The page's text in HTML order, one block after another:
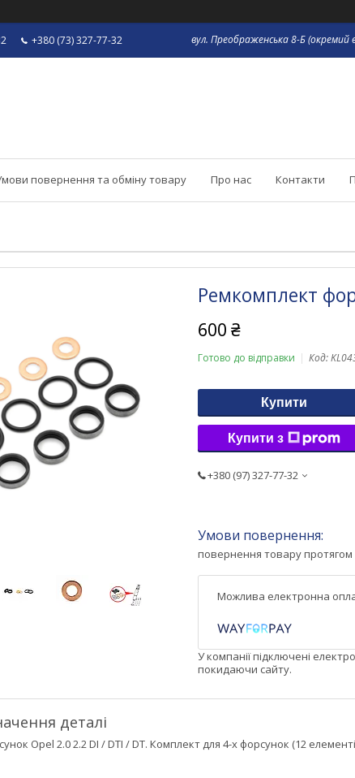
+380 (73) 327-77-32 вул. Преображенська 8-Б (окремий
повернення та обміну товару Про нас Контакти
Ремкомплект
600 ₴
Готово до відправки Код:
Купити
Купити з
+380 (97) 327-77-32
повернення товару протягом
У компанії підключені
покидаючи сайту.
деталі
Opel 2.0 2.2 DI / DTI / DT. Комплект для 4-х форсунок (12